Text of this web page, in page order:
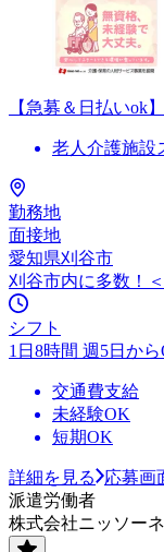
【急募＆日払いok
老人介護施設
勤務地
面接地
愛知県刈谷市
刈谷市内に多数！
シフト
1日8時間 週5日か
交通費支給
未経験OK
短期OK
詳細を見る
応募画
派遣労働者
株式会社ニッソー